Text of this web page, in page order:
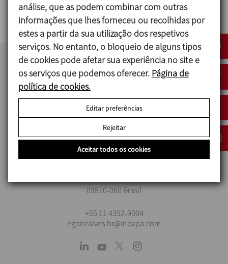
REMONTADO DEL VINO TINTO
IMPROVED SOLUTIONS BRASIL
09810-060 Brasil
+55 11 4352-9004
egoncalves.br@inoxpa.com
análise, que as podem combinar com outras
informações que lhes forneceu ou recolhidas por
estes a partir da sua utilização dos respetivos
serviços. No entanto, o bloqueio de alguns tipos
de cookies pode afetar sua experiência no site e
os serviços que podemos oferecer. Página de
política de cookies.
Editar preferências
Rejeitar
Aceitar todos os cookies